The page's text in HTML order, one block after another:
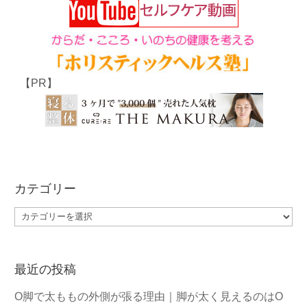
【PR】
カテゴリー
カ
リ
ー
最近の投稿
O脚で太ももの外側が張る理由｜脚が太く見えるのはO